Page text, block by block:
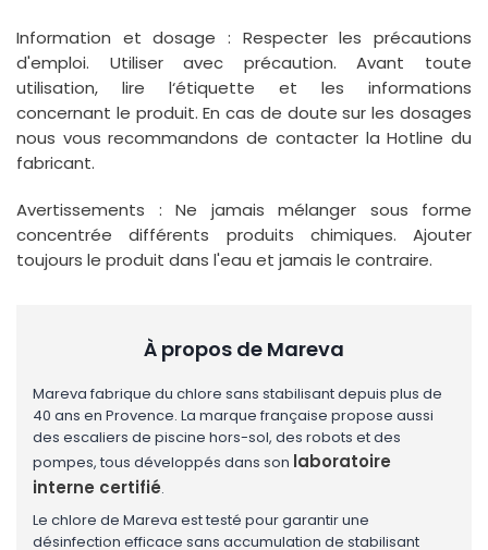
Information et dosage : Respecter les précautions
d'emploi. Utiliser avec précaution. Avant toute
utilisation, lire l‘étiquette et les informations
concernant le produit. En cas de doute sur les dosages
nous vous recommandons de contacter la Hotline du
fabricant.
Avertissements : Ne jamais mélanger sous forme
concentrée différents produits chimiques. Ajouter
toujours le produit dans l'eau et jamais le contraire.
À propos de Mareva
Mareva fabrique du chlore sans stabilisant depuis plus de
40 ans en Provence. La marque française propose aussi
des escaliers de piscine hors-sol, des robots et des
pompes, tous développés dans son laboratoire
interne certifié.
Le chlore de Mareva est testé pour garantir une
désinfection efficace sans accumulation de stabilisant